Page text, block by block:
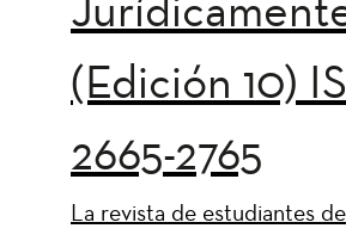
(Edición 10)
2665-2765
La revista de estudiantes de